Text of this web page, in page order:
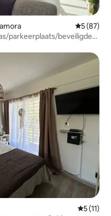
5 (87)
parkeerplaats/beveiligde
5 (11)